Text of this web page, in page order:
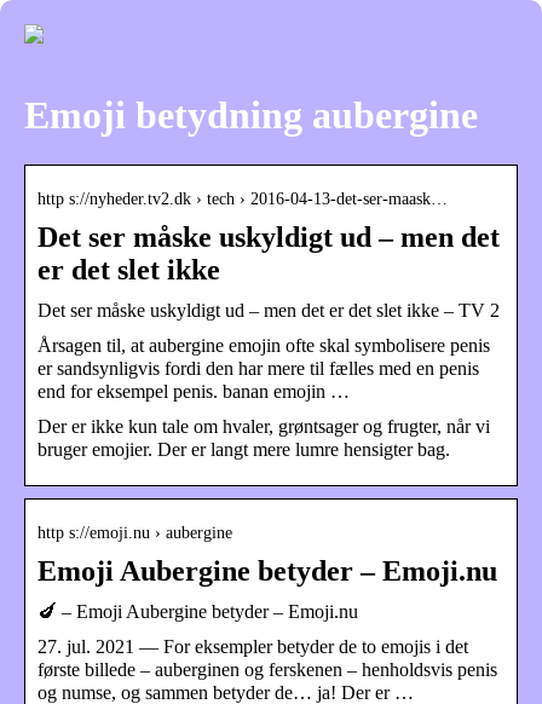
Emoji betydning aubergine
http s://nyheder.tv2.dk › tech › 2016-04-13-det-ser-maask…
Det ser måske uskyldigt ud – men det
er det slet ikke
Det ser måske uskyldigt ud – men det er det slet ikke – TV 2
Årsagen til, at aubergine emojin ofte skal symbolisere penis
er sandsynligvis fordi den har mere til fælles med en penis
end for eksempel penis. banan emojin …
Der er ikke kun tale om hvaler, grøntsager og frugter, når vi
bruger emojier. Der er langt mere lumre hensigter bag.
http s://emoji.nu › aubergine
Emoji Aubergine betyder – Emoji.nu
🍆 – Emoji Aubergine betyder – Emoji.nu
27. jul. 2021 — For eksempler betyder de to emojis i det
første billede – auberginen og ferskenen – henholdsvis penis
og numse, og sammen betyder de… ja! Der er …